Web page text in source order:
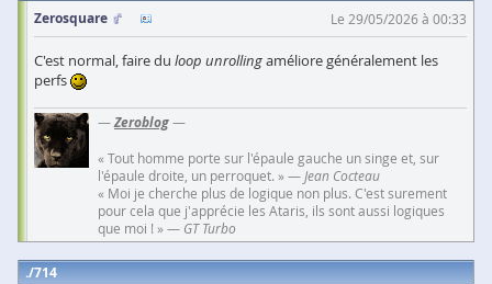
Zerosquare
Le 29/05/2026 à 00:33
C'est normal, faire du loop unrollingaméliore généralement les
perfs
—Zeroblog—
« Tout homme porte sur l'épaule gauche un singe et, sur
l'épaule droite, un perroquet. » —Jean Cocteau
« Moi je cherche plus de logique non plus. C'est surement
pour cela que j'apprécie les Ataris, ils sont aussi logiques
que moi ! » — GT Turbo
714